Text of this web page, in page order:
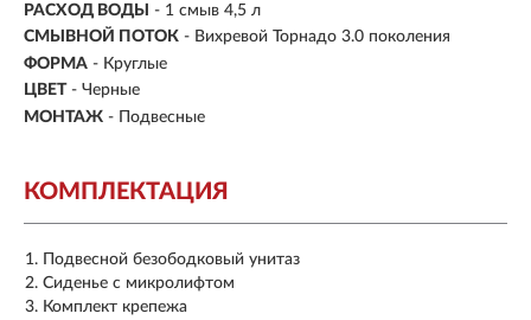
РАСХОД ВОДЫ
- 1 смыв 4,5 л
СМЫВНОЙ ПОТОК - Вихревой Торнадо 3.0 поколения
ФОРМА - Круглые
ЦВЕТ - Черные
МОНТАЖ - Подвесные
КОМПЛЕКТАЦИЯ
Подвесной безободковый унитаз
Сиденье с микролифтом
Комплект крепежа